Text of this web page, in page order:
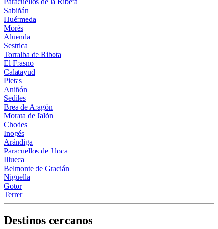
Paracuellos de la Ribera
Sabiñán
Huérmeda
Morés
Aluenda
Sestrica
Torralba de Ribota
El Frasno
Calatayud
Pietas
Aniñón
Sediles
Brea de Aragón
Morata de Jalón
Chodes
Inogés
Arándiga
Paracuellos de Jiloca
Illueca
Belmonte de Gracián
Nigüella
Gotor
Terrer
Destinos cercanos